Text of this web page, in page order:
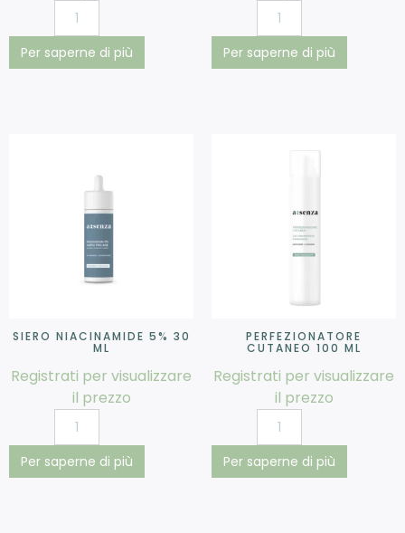
Per saperne di più Per saperne di più
SIERO NIACINAMIDE 5% 30
ML
Registrati per visualizzare
il prezzo
Per saperne di più
PERFEZIONATORE
CUTANEO 100 ML
Registrati per visualizzare
il prezzo
Per saperne di più